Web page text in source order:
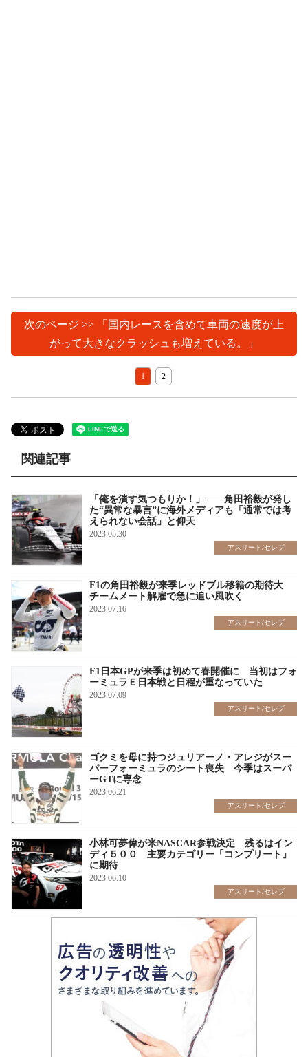
次のページ >> 「国内レースを含めて車両の速度が上
がって大きなクラッシュも増えている。」
1 2
関連記事
「俺を潰す気つもりか！」――角田裕毅が発し
た“異常な暴言”に海外メディアも「通常では考
えられない会話」と仰天
2023.05.30
アスリート/セレブ
F1の角田裕毅が来季レッドブル移籍の期待大
チームメート解雇で急に追い風吹く
2023.07.16
アスリート/セレブ
F1日本GPが来季は初めて春開催に 当初はフォ
ーミュラＥ日本戦と日程が重なっていた
2023.07.09
アスリート/セレブ
ゴクミを母に持つジュリアーノ・アレジがスー
パーフォーミュラのシート喪失 今季はスーパ
ーGTに専念
2023.06.21
アスリート/セレブ
小林可夢偉が米NASCAR参戦決定 残るはイン
ディ５００ 主要カテゴリー「コンプリート」
に期待
2023.06.10
アスリート/セレブ